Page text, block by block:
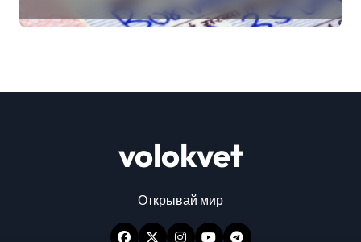
volokvet
Открывай мир